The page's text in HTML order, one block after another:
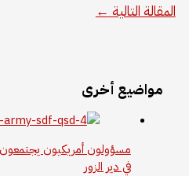
المقالة التالية ←
مواضيع أخرى
مسؤولون أمريكيون
في دير الزور